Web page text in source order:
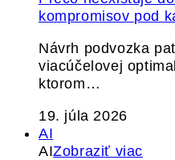
kompromisov pod
Návrh podvozka
viacúčelovej
ktorom…
19. júla 2026
AI
AIZobraziť viac